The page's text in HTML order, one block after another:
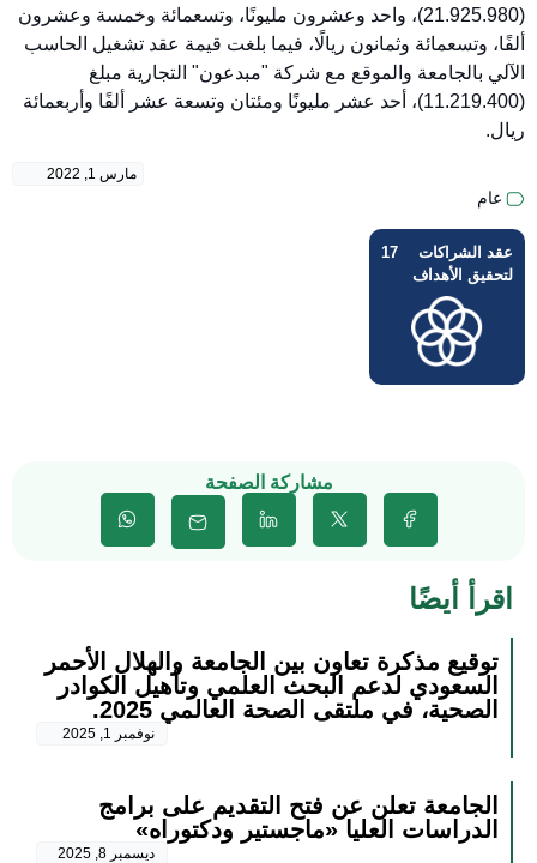
(21.925.980)، واحد وعشرون مليونًا، وتسعمائة وخمسة وعشرون
ألفًا، وتسعمائة وثمانون ريالًا، فيما بلغت قيمة عقد تشغيل الحاسب
الآلي بالجامعة والموقع مع شركة "مبدعون" التجارية مبلغ
(11.219.400)، أحد عشر مليونًا ومئتان وتسعة عشر ألفًا وأربعمائة
ريال.
مارس 1, 2022
عام
عقد الشراكات
لتحقيق الأهداف
17
مشاركة الصفحة
اقرأ أيضًا
توقيع مذكرة تعاون بين الجامعة والهلال الأحمر
السعودي لدعم البحث العلمي وتأهيل الكوادر
الصحية، في ملتقى الصحة العالمي 2025.
نوفمبر 1, 2025
الجامعة تعلن عن فتح التقديم على برامج
الدراسات العليا «ماجستير ودكتوراه»
ديسمبر 8, 2025